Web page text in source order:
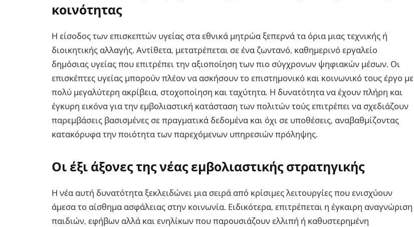
κοινότητας
Η είσοδος των επισκεπτών υγείας στα εθνικά μητρώα ξεπερνά τα όρια μιας τεχνικής ή
διοικητικής αλλαγής. Αντίθετα, μετατρέπεται σε ένα ζωντανό, καθημερινό εργαλείο
δημόσιας υγείας που επιτρέπει την αξιοποίηση των πιο σύγχρονων ψηφιακών μέσων. Οι
επισκέπτες υγείας μπορούν πλέον να ασκήσουν το επιστημονικό και κοινωνικό τους έργο με
πολύ μεγαλύτερη ακρίβεια, στοχοποίηση και ταχύτητα. Η δυνατότητα να έχουν πλήρη και
έγκυρη εικόνα για την εμβολιαστική κατάσταση των πολιτών τούς επιτρέπει να σχεδιάζουν
παρεμβάσεις βασισμένες σε πραγματικά δεδομένα και όχι σε υποθέσεις, αναβαθμίζοντας
κατακόρυφα την ποιότητα των παρεχόμενων υπηρεσιών πρόληψης.
Οι έξι άξονες της νέας εμβολιαστικής στρατηγικής
Η νέα αυτή δυνατότητα ξεκλειδώνει μια σειρά από κρίσιμες λειτουργίες που ενισχύουν
άμεσα το αίσθημα ασφάλειας στην κοινωνία. Ειδικότερα, επιτρέπεται η έγκαιρη αναγνώριση
παιδιών, εφήβων αλλά και ενηλίκων που παρουσιάζουν ελλιπή ή καθυστερημένη